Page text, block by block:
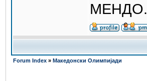
МЕНДО.
Forum Index » Македонски Олимпијади